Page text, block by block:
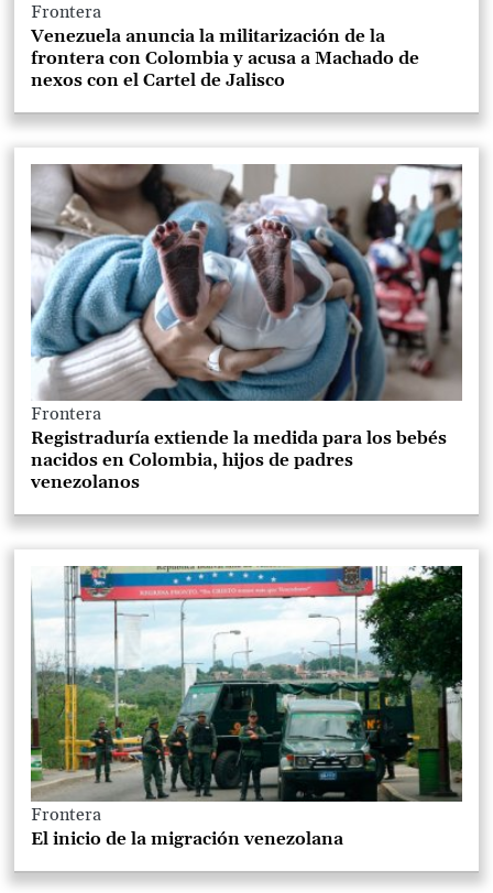
Frontera
Venezuela anuncia la militarización de la
frontera con Colombia y acusa a Machado de
nexos con el Cartel de Jalisco
Frontera
Registraduría extiende la medida para los bebés
nacidos en Colombia, hijos de padres
venezolanos
Frontera
El inicio de la migración venezolana